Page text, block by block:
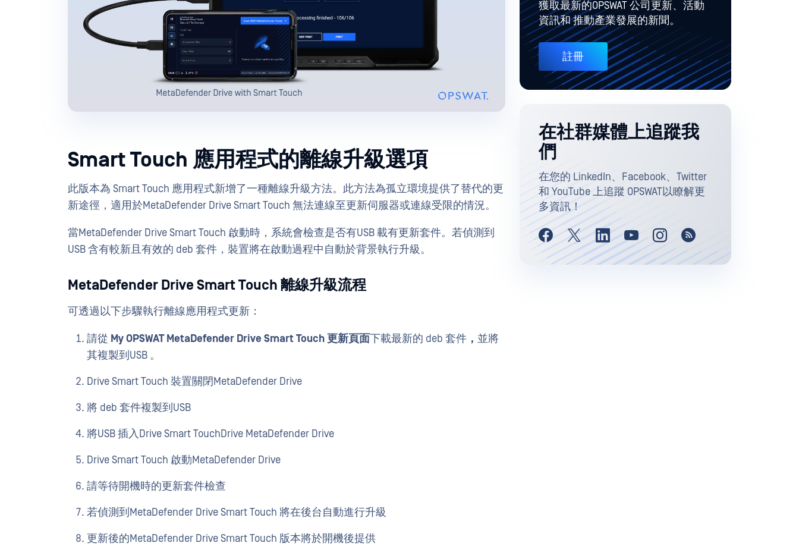
Smart Touch 應用程式的離線升級選項
此版本為 Smart Touch 應用程式新增了一種離線升級方法。此方法為孤立環境提供了替代的更
新途徑，適用於MetaDefender Drive Smart Touch 無法連線至更新伺服器或連線受限的情況。
當MetaDefender Drive Smart Touch 啟動時，系統會檢查是否有USB 載有更新套件。若偵測到
USB 含有較新且有效的 deb 套件，裝置將在啟動過程中自動於背景執行升級。
MetaDefender Drive Smart Touch 離線升級流程
可透過以下步驟執行離線應用程式更新：
請從 My OPSWAT MetaDefender Drive Smart Touch 更新頁面下載最新的 deb 套件 ， 並將
其複製到USB 。
Drive Smart Touch 裝置關閉MetaDefender Drive
將 deb 套件複製到USB
將USB 插入Drive Smart TouchDrive MetaDefender Drive
Drive Smart Touch 啟動MetaDefender Drive
請等待開機時的更新套件檢查
若偵測到MetaDefender Drive Smart Touch 將在後台自動進行升級
更新後的MetaDefender Drive Smart Touch 版本將於開機後提供
獲取最新的OPSWAT 公司更新、活動
資訊和 推動產業發展的新聞。
註冊
在社群媒體上追蹤我
們
在您的 LinkedIn、Facebook、Twitter
和 YouTube 上追蹤 OPSWAT以瞭解更
多資訊！